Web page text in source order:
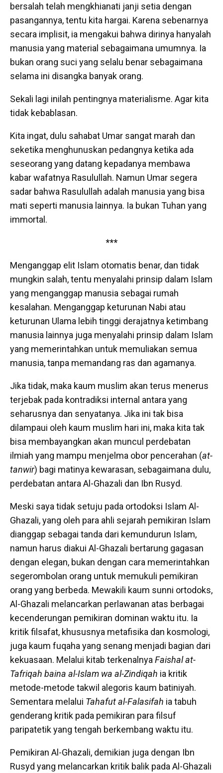
bersalah telah mengkhianati janji setia dengan
pasangannya, tentu kita hargai. Karena sebenarnya
secara implisit, ia mengakui bahwa dirinya hanyalah
manusia yang material sebagaimana umumnya. Ia
bukan orang suci yang selalu benar sebagaimana
selama ini disangka banyak orang.
Sekali lagi inilah pentingnya materialisme. Agar kita
tidak kebablasan.
Kita ingat, dulu sahabat Umar sangat marah dan
seketika menghunuskan pedangnya ketika ada
seseorang yang datang kepadanya membawa
kabar wafatnya Rasulullah. Namun Umar segera
sadar bahwa Rasulullah adalah manusia yang bisa
mati seperti manusia lainnya. Ia bukan Tuhan yang
immortal.
***
Menganggap elit Islam otomatis benar, dan tidak
mungkin salah, tentu menyalahi prinsip dalam Islam
yang menganggap manusia sebagai rumah
kesalahan. Menganggap keturunan Nabi atau
keturunan Ulama lebih tinggi derajatnya ketimbang
manusia lainnya juga menyalahi prinsip dalam Islam
yang memerintahkan untuk memuliakan semua
manusia, tanpa memandang ras dan agamanya.
Jika tidak, maka kaum muslim akan terus menerus
terjebak pada kontradiksi internal antara yang
seharusnya dan senyatanya. Jika ini tak bisa
dilampaui oleh kaum muslim hari ini, maka kita tak
bisa membayangkan akan muncul perdebatan
ilmiah yang mampu menjelma obor pencerahan (at-
tanwir) bagi matinya kewarasan, sebagaimana dulu,
perdebatan antara Al-Ghazali dan Ibn Rusyd.
Meski saya tidak setuju pada ortodoksi Islam Al-
Ghazali, yang oleh para ahli sejarah pemikiran Islam
dianggap sebagai tanda dari kemundurun Islam,
namun harus diakui Al-Ghazali bertarung gagasan
dengan elegan, bukan dengan cara memerintahkan
segerombolan orang untuk memukuli pemikiran
orang yang berbeda. Mewakili kaum sunni ortodoks,
Al-Ghazali melancarkan perlawanan atas berbagai
kecenderungan pemikiran dominan waktu itu. Ia
kritik filsafat, khususnya metafisika dan kosmologi,
juga kaum fuqaha yang senang menjadi bagian dari
kekuasaan. Melalui kitab terkenalnya Faishal at-
Tafriqah baina al-Islam wa al-Zindiqah ia kritik
metode-metode takwil alegoris kaum batiniyah.
Sementara melalui Tahafut al-Falasifah ia tabuh
genderang kritik pada pemikiran para filsuf
paripatetik yang tengah berkembang waktu itu.
Pemikiran Al-Ghazali, demikian juga dengan Ibn
Rusyd yang melancarkan kritik balik pada Al-Ghazali